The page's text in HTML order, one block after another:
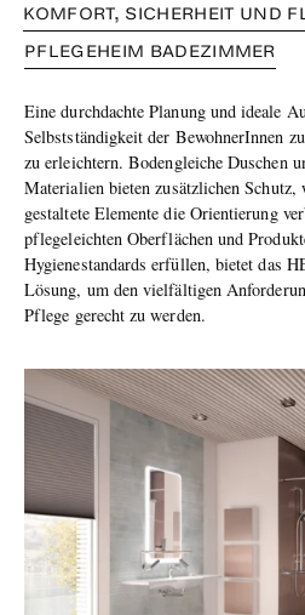
KOMFORT, SICHERHEIT UND
PFLEGEHEIM BADEZIMMER
Eine durchdachte Planung und ideale
Selbstständigkeit der BewohnerInnen
zu erleichtern. Bodengleiche Duschen
Materialien bieten zusätzlichen Schutz,
gestaltete Elemente die Orientierung
pflegeleichten Oberflächen und
Hygienestandards erfüllen, bietet das
Lösung, um den vielfältigen
Pflege gerecht zu werden.